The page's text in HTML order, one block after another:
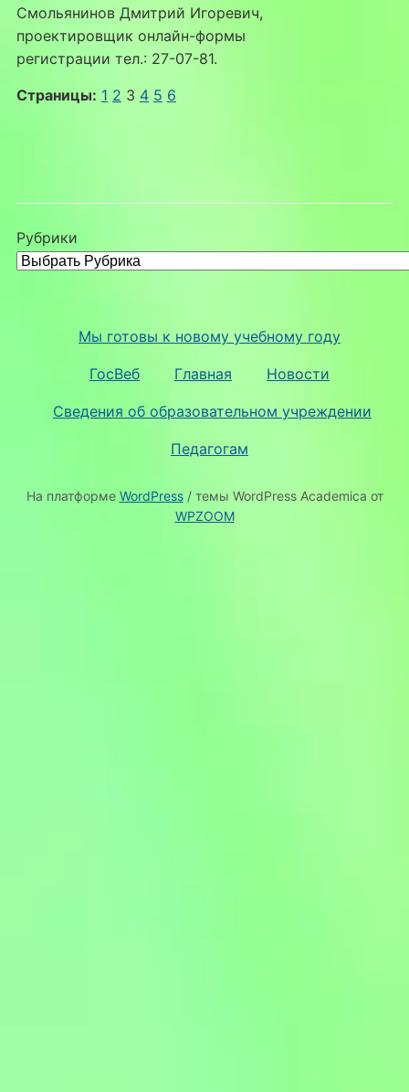
Смольянинов Дмитрий Игоревич,
проектировщик онлайн-формы
регистрации тел.: 27-07-81.
Страницы: 1 2 3 4 5 6
Рубрики
Мы готовы к новому учебному году
ГосВеб Главная Новости
Сведения об образовательном учреждении
Педагогам
На платформе WordPress/ темы WordPress Academica от
WPZOOM